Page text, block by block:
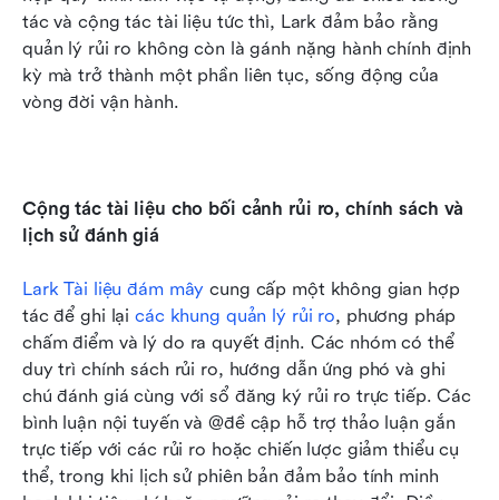
tác và cộng tác tài liệu tức thì, Lark đảm bảo rằng
quản lý rủi ro không còn là gánh nặng hành chính định
kỳ mà trở thành một phần liên tục, sống động của
vòng đời vận hành.
Cộng tác tài liệu cho bối cảnh rủi ro, chính sách và
lịch sử đánh giá
Lark Tài liệu đám mây cung cấp một không gian hợp
tác để ghi lại các khung quản lý rủi ro, phương pháp
chấm điểm và lý do ra quyết định. Các nhóm có thể
duy trì chính sách rủi ro, hướng dẫn ứng phó và ghi
chú đánh giá cùng với sổ đăng ký rủi ro trực tiếp. Các
bình luận nội tuyến và @đề cập hỗ trợ thảo luận gắn
trực tiếp với các rủi ro hoặc chiến lược giảm thiểu cụ
thể, trong khi lịch sử phiên bản đảm bảo tính minh